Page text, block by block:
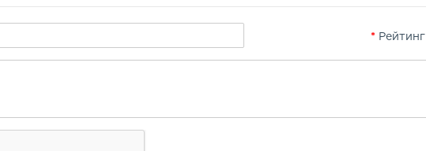
Рейтинг